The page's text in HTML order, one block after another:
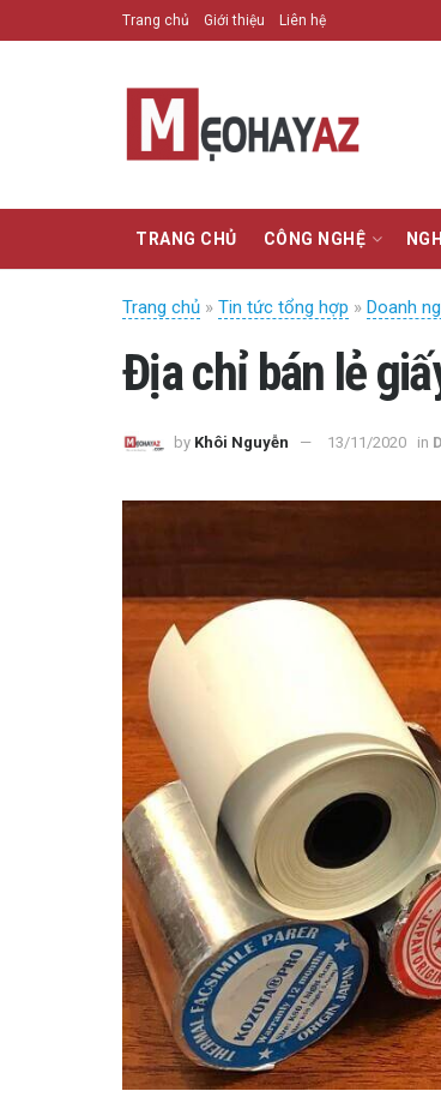
Trang chủ Giới thiệu Liên hệ
TRANG CHỦ CÔNG NGHỆ
Trang chủ » Tin tức tổng hợp » Doanh
Địa chỉ bán lẻ
by Khôi Nguyễn 13/11/2020 in